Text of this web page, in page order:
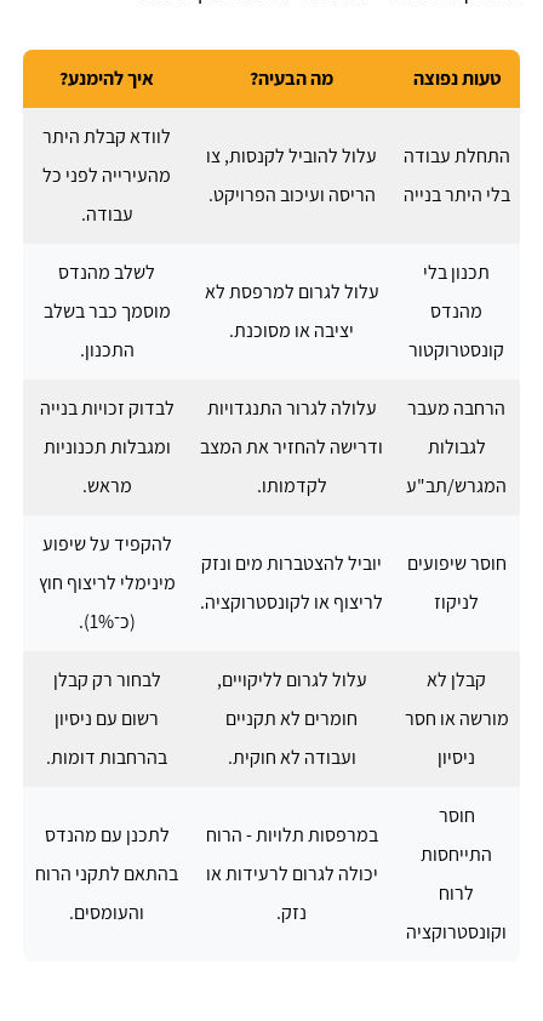
טעות נפוצה מה הבעיה? איך להימנע?
התחלת עבודה
בלי היתר בנייה
עלול להוביל לקנסות, צו
הריסה ועיכוב הפרויקט.
לוודא קבלת היתר
מהעירייה לפני כל
עבודה.
תכנון בלי
מהנדס
קונסטרוקטור
עלול לגרום למרפסת לא
יציבה או מסוכנת.
לשלב מהנדס
מוסמך כבר בשלב
התכנון.
הרחבה מעבר
לגבולות
המגרש/תב"ע
עלולה לגרור התנגדויות
ודרישה להחזיר את המצב
לקדמותו.
לבדוק זכויות בנייה
ומגבלות תכנוניות
מראש.
חוסר שיפועים
לניקוז
יוביל להצטברות מים ונזק
לריצוף או לקונסטרוקציה.
להקפיד על שיפוע
מינימלי לריצוף חוץ
(כ־1%).
קבלן לא
מורשה או חסר
ניסיון
עלול לגרום לליקויים,
חומרים לא תקניים
ועבודה לא חוקית.
לבחור רק קבלן
רשום עם ניסיון
בהרחבות דומות.
חוסר
התייחסות
לרוח
וקונסטרוקציה
במרפסות תלויות - הרוח
יכולה לגרום לרעידות או
נזק.
לתכנן עם מהנדס
בהתאם לתקני הרוח
והעומסים.